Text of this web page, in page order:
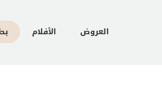
العروض الأفلام